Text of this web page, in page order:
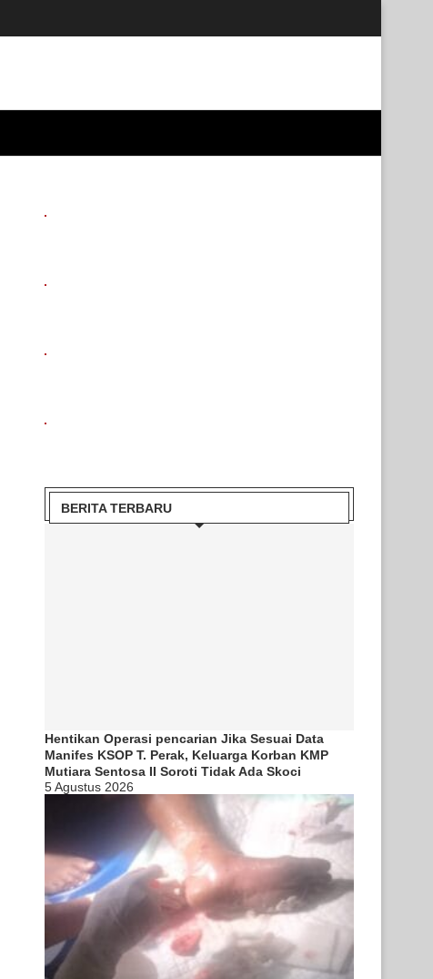
BERITA TERBARU
Hentikan Operasi pencarian Jika Sesuai Data
Manifes KSOP T. Perak, Keluarga Korban KMP
Mutiara Sentosa II Soroti Tidak Ada Skoci
5 Agustus 2026